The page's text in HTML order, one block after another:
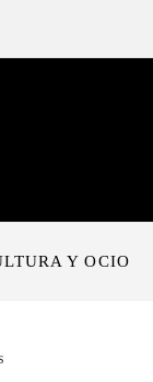
Y OCIO